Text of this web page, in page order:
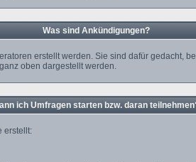
Was sind Ankündigungen?
erstellt werden. Sie sind dafür gedacht,
oben dargestellt werden.
ich Umfragen starten bzw. daran
erstellt: